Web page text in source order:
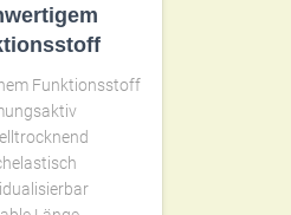
Funktionsstoff